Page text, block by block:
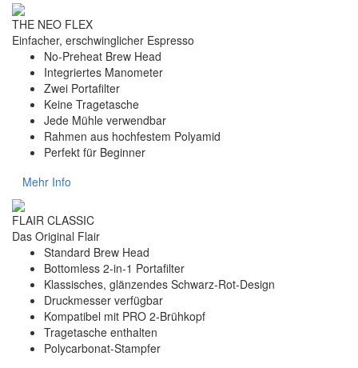
THE NEO FLEX
Einfacher, erschwinglicher Espresso
No-Preheat Brew Head
Integriertes Manometer
Zwei Portafilter
Keine Tragetasche
Jede Mühle verwendbar
Rahmen aus hochfestem Polyamid
Perfekt für Beginner
Mehr Info
FLAIR CLASSIC
Das Original Flair
Standard Brew Head
Bottomless 2-in-1 Portafilter
Klassisches, glänzendes Schwarz-Rot-Design
Druckmesser verfügbar
Kompatibel mit PRO 2-Brühkopf
Tragetasche enthalten
Polycarbonat-Stampfer